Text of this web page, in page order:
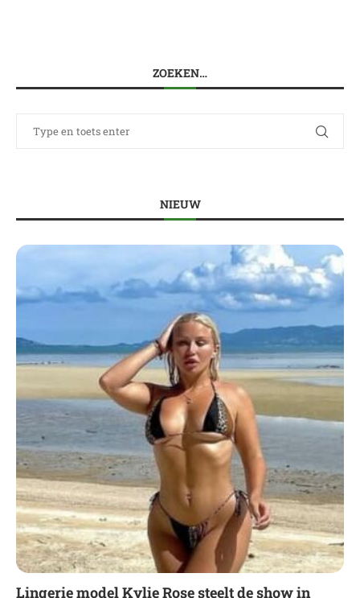
ZOEKEN…
NIEUW
Lingerie model Kylie Rose steelt de show in